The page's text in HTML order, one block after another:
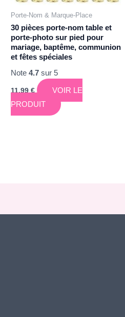
Porte-Nom & Marque-Place
30 pièces porte-nom table et
porte-photo sur pied pour
mariage, baptême, communion
et fêtes spéciales
Note4.7 sur 5
11,99€
VOIR LE
PRODUIT